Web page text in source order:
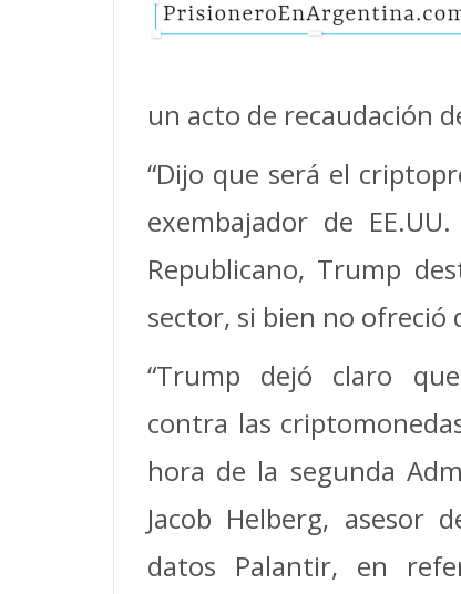
un acto de recaudación
“Dijo que será el
exembajador de
Republicano, Trump
sector, si bien no
“Trump dejó claro
contra las
hora de la segunda
Jacob Helberg, asesor
datos Palantir, en